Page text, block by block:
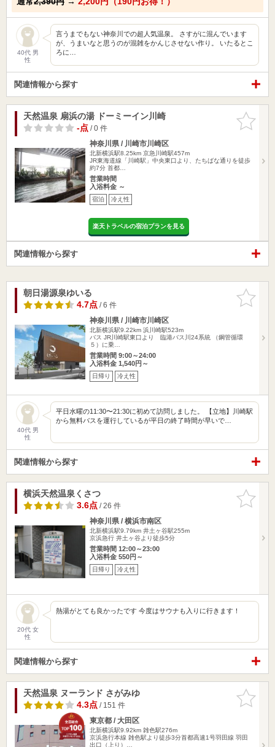
40代 男
性
言うまでもない神奈川での超人気温泉。 さすがに混んでいます
が、うまいなと思うのが混雑をかんじさせない作り。 いたるとこ
ろに…
関連情報から探す
お気に入
りに追加
天然温泉 扇浜の湯 ドーミーイン川崎
-点/ 0 件
神奈川県 / 川崎市川崎区
北新横浜駅8.25km 京急川崎駅457m
JR東海道線「川崎駅」中央東口より、たちばな通りを徒歩
約7分 首都…
営業時間
入浴料金 ～
宿泊 冷え性
楽天トラベルの宿泊プランを見る
関連情報から探す
お気に入
りに追加
朝日湯源泉ゆいる
4.7点/ 6 件
神奈川県 / 川崎市川崎区
北新横浜駅9.22km 浜川崎駅523m
バス JR川崎駅東口より 臨港バス川24系統 （鋼管循環
５）に乗…
営業時間 9:00～24:00
入浴料金 1,540円～
日帰り 冷え性
40代 男
性
平日水曜の11:30〜21:30に初めて訪問しました。 【立地】川崎駅
から無料バスを運行しているが平日の終了時間が早いで…
関連情報から探す
お気に入
りに追加
横浜天然温泉くさつ
3.6点/ 26 件
神奈川県 / 横浜市南区
北新横浜駅9.79km 井土ヶ谷駅255m
京浜急行 井土ヶ谷より徒歩5分
営業時間 12:00～23:00
入浴料金 550円～
日帰り 冷え性
20代 女
性
熱湯がとても良かったです 今度はサウナも入りに行きます！
関連情報から探す
お気に入
りに追加
天然温泉 ヌーランド さがみゆ
4.3点/ 151 件
東京都 / 大田区
北新横浜駅9.92km 雑色駅276m
京浜急行本線 雑色駅より徒歩3分首都高速1号羽田線 羽田
出口（上り）…